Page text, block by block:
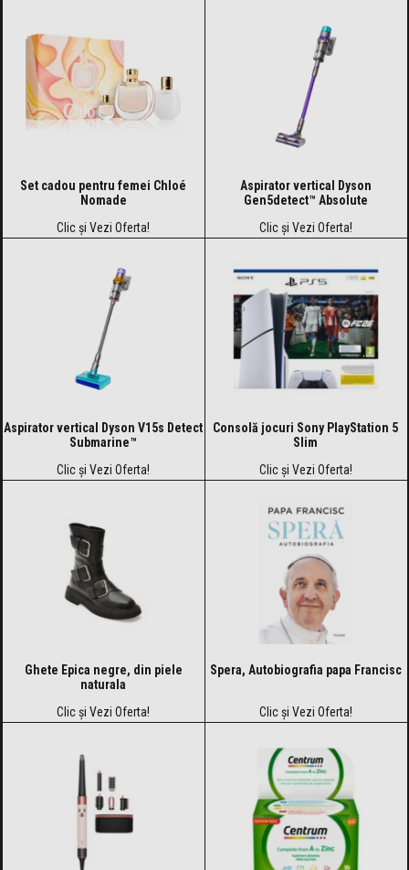
Set cadou pentru femei Chloé
Nomade
Clic și Vezi Oferta!
Aspirator vertical Dyson
Gen5detect™ Absolute
Clic și Vezi Oferta!
Aspirator vertical Dyson V15s Detect
Submarine™
Clic și Vezi Oferta!
Consolă jocuri Sony PlayStation 5
Slim
Clic și Vezi Oferta!
Ghete Epica negre, din piele
naturala
Clic și Vezi Oferta!
Spera, Autobiografia papa Francisc
Clic și Vezi Oferta!